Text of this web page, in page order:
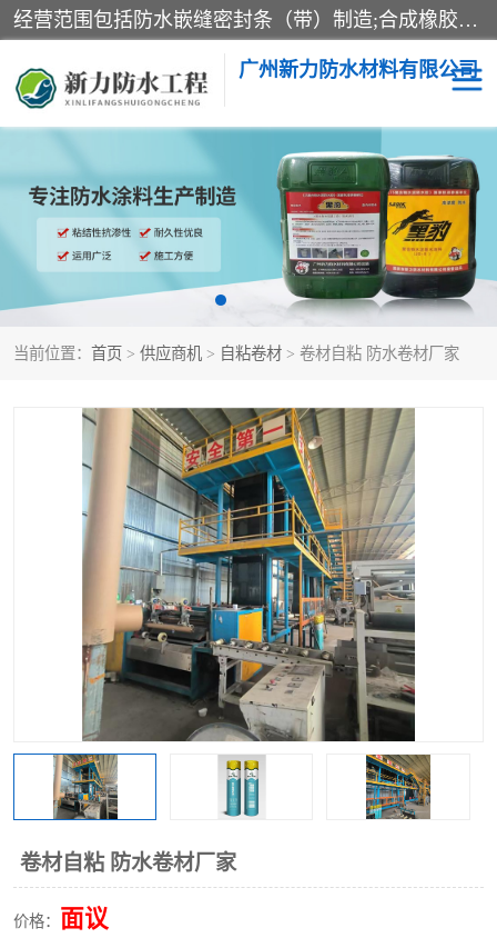
经营范围包括防水嵌缝密封条（带）制造;合成橡胶制造（监控化学品、危险化学品除外）;沥青混合物制造;防水胶粘带制造;其他合成材料制造（监控化学品、危险化学品除外）;涂料制造（监控化学品、危险化学品除外）;建筑结构防水补漏;防水建筑材料制造;粘合剂制造（监控化学品、危险化学品除外）;涂料零售;广州新力防水材料有限公司具有1处分支机构。
广州新力防水材料有限公司
当前位置： 首页 > 供应商机 > 自粘卷材 > 卷材自粘 防水卷材厂家
卷材自粘 防水卷材厂家
价格： 面议
黑豹防水胶 建筑108胶水
乳化沥青防水涂料 自粘卷材
非固化橡胶防水涂料